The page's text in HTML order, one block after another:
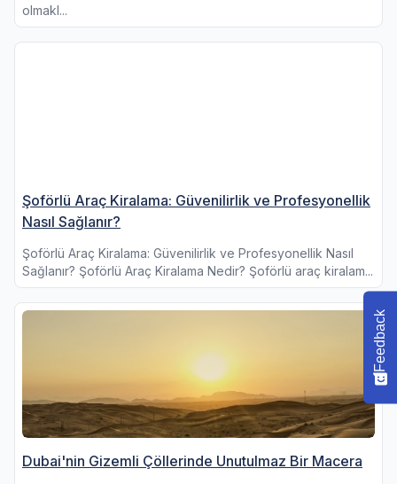
olmakl...
Şoförlü Araç Kiralama: Güvenilirlik ve Profesyonellik
Nasıl Sağlanır?
Şoförlü Araç Kiralama: Güvenilirlik ve Profesyonellik Nasıl
Sağlanır? Şoförlü Araç Kiralama Nedir? Şoförlü araç kiralam...
Dubai'nin Gizemli Çöllerinde Unutulmaz Bir Macera
Feedback